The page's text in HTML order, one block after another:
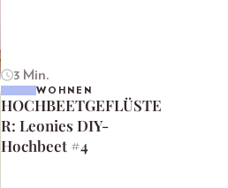
3 Min.
WOHNEN
HOCHBEETGEFLÜSTE
R: Leonies DIY-
Hochbeet #4